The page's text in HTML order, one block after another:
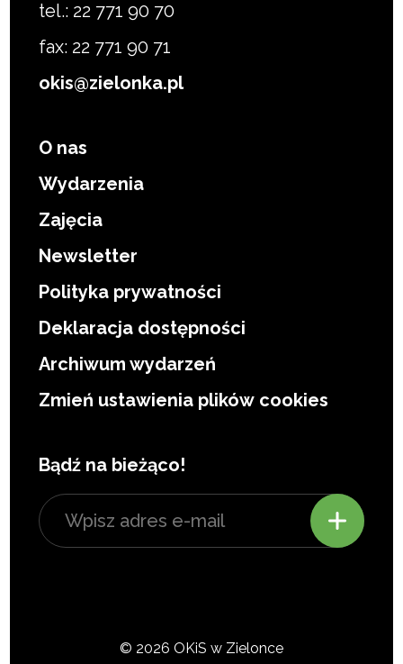
tel.: 22 771 90 70
fax: 22 771 90 71
okis@zielonka.pl
O nas
Wydarzenia
Zajęcia
Newsletter
Polityka prywatności
Deklaracja dostępności
Archiwum wydarzeń
Zmień ustawienia plików cookies
Bądź na bieżąco!
© 2026 OKiS w Zielonce